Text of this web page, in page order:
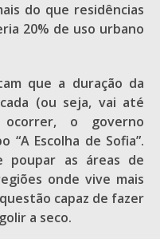
do que residências
20% de uso urbano
que a duração da
(ou seja, vai até
o governo
Escolha de Sofia”.
poupar as áreas de
onde vive mais
capaz de fazer
a seco.